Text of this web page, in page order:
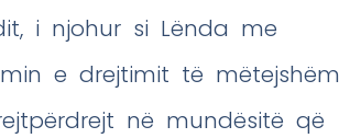
i njohur si Lënda me
e drejtimit të mëtejshëm
në mundësitë që